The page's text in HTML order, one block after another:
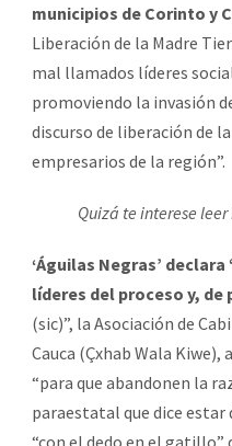
municipios de Corinto y
Liberación de la Madre
mal llamados líderes
promoviendo la invasión
discurso de liberación de
empresarios de la región”.
Quizá te interese leer
‘Águilas Negras’
líderes del proceso y, de
(sic)”, la Asociación de
Cauca (Çxhab Wala Kiwe),
“para que abandonen la
paraestatal que dice estar
“con el dedo en el gatillo”